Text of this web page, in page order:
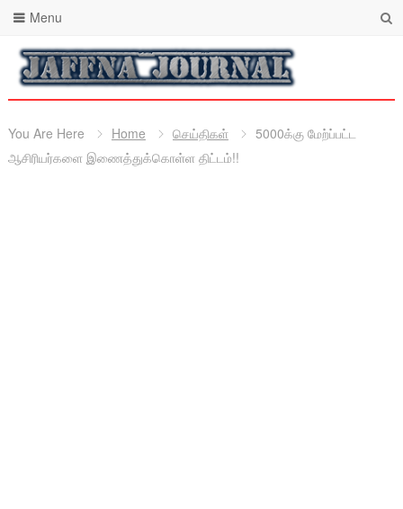
Menu
You Are Here Home செய்திகள்
5000க்கு மேற்ப்பட்ட
ஆசிரியர்களை இணைத்துக்கொள்ள திட்டம்!!